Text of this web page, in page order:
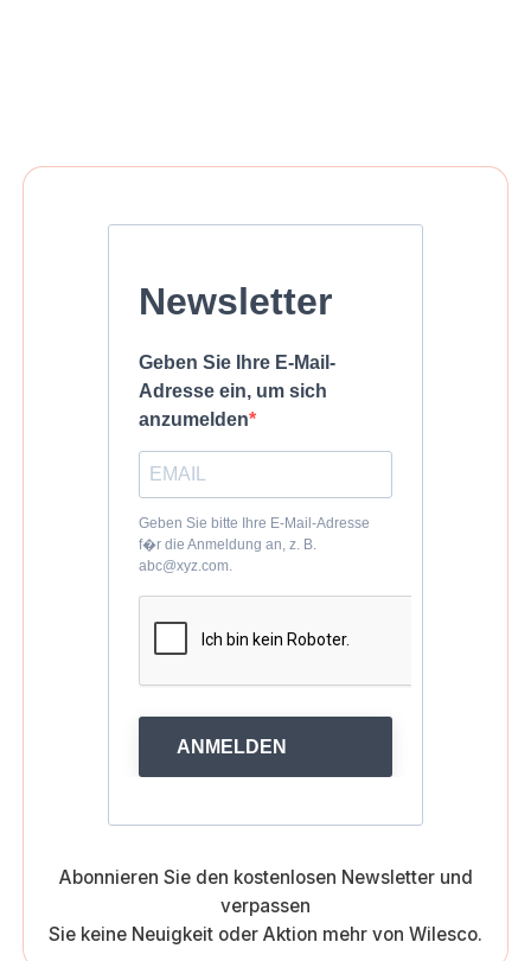
Newsletter
Geben Sie Ihre E-Mail-
Adresse ein, um sich
anzumelden
Geben Sie bitte Ihre E-Mail-Adresse
f�r die Anmeldung an, z. B.
abc@xyz.com.
ANMELDEN
Abonnieren Sie den kostenlosen Newsletter und
verpassen
Sie keine Neuigkeit oder Aktion mehr von Wilesco.